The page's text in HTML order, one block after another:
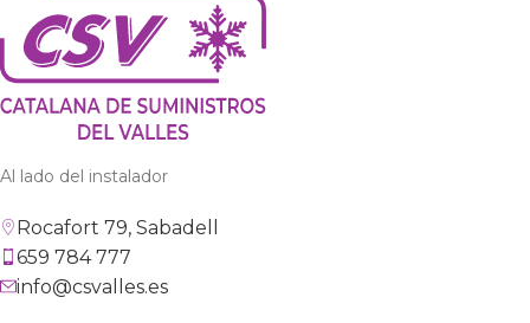
Al lado del instalador
Rocafort 79, Sabadell
659 784 777
info@csvalles.es